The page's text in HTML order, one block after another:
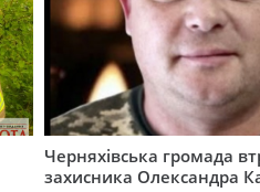
Черняхівська громада
захисника Олександра